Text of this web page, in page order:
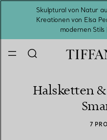
Skulptural von Natur
Kreationen von Elsa
modernen
Halsketten
7